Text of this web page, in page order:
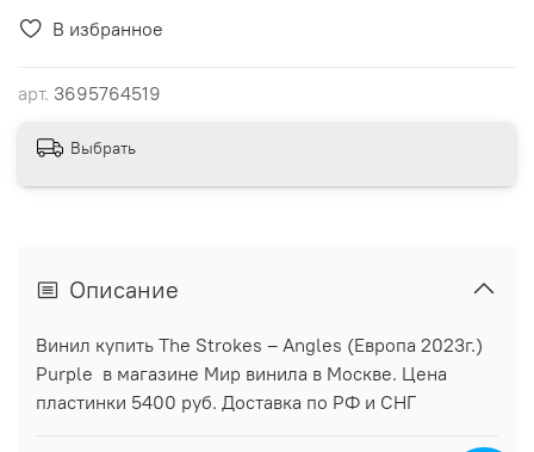
В избранное
арт. 3695764519
Выбрать
Описание
Винил купить The Strokes ‎– Angles (Европа 2023г.)
Purple в магазине Мир винила в Москве. Цена
пластинки 5400 руб. Доставка по РФ и СНГ